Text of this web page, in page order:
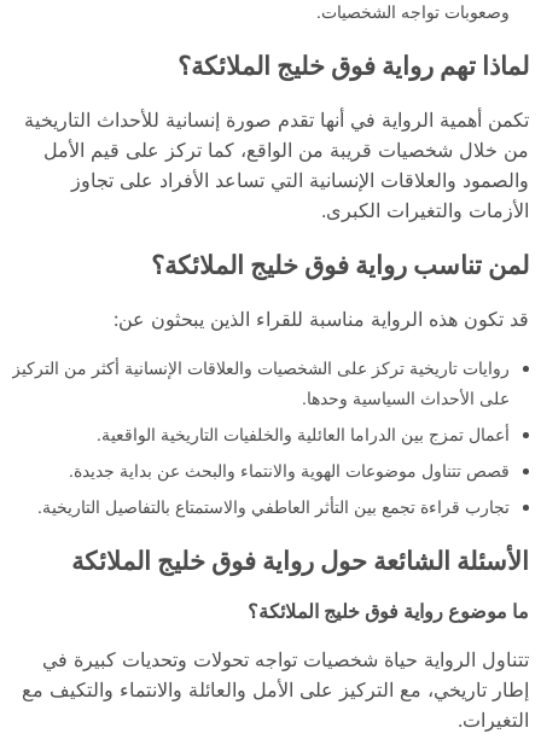
وصعوبات تواجه الشخصيات.
لماذا تهم رواية فوق خليج الملائكة؟
تكمن أهمية الرواية في أنها تقدم صورة إنسانية للأحداث التاريخية
من خلال شخصيات قريبة من الواقع، كما تركز على قيم الأمل
والصمود والعلاقات الإنسانية التي تساعد الأفراد على تجاوز
الأزمات والتغيرات الكبرى.
لمن تناسب رواية فوق خليج الملائكة؟
قد تكون هذه الرواية مناسبة للقراء الذين يبحثون عن:
روايات تاريخية تركز على الشخصيات والعلاقات الإنسانية أكثر من التركيز
على الأحداث السياسية وحدها.
أعمال تمزج بين الدراما العائلية والخلفيات التاريخية الواقعية.
قصص تتناول موضوعات الهوية والانتماء والبحث عن بداية جديدة.
تجارب قراءة تجمع بين التأثر العاطفي والاستمتاع بالتفاصيل التاريخية.
الأسئلة الشائعة حول رواية فوق خليج الملائكة
ما موضوع رواية فوق خليج الملائكة؟
تتناول الرواية حياة شخصيات تواجه تحولات وتحديات كبيرة في
إطار تاريخي، مع التركيز على الأمل والعائلة والانتماء والتكيف مع
التغيرات.